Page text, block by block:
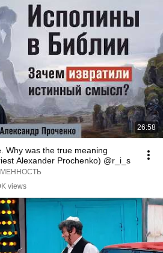
26:58
Why was the true meaning
Alexander Prochenko) @r_i_s
views